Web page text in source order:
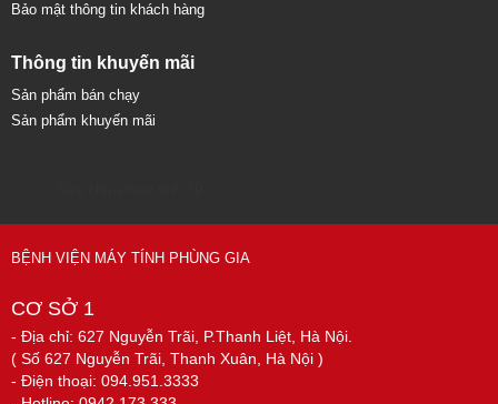
Bảo mật thông tin khách hàng
Thông tin khuyến mãi
Sản phẩm bán chạy
Sản phẩm khuyến mãi
BỆNH VIỆN MÁY TÍNH PHÙNG GIA
CƠ SỞ 1
- Địa chỉ: 627 Nguyễn Trãi, P.Thanh Liệt, Hà Nội.
( Số 627 Nguyễn Trãi, Thanh Xuân, Hà Nội )
- Điện thoại: 094.951.3333